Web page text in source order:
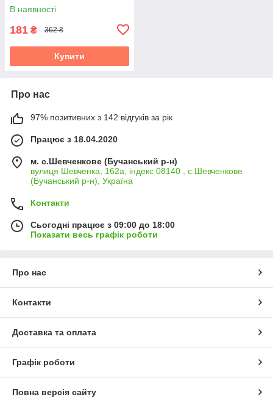
В наявності
181 ₴ 362 ₴
Купити
Про нас
97% позитивних з 142 відгуків за рік
Працює з 18.04.2020
м. с.Шевченкове (Бучанський р-н)
вулиця Шевченка, 162а, індекс 08140 , с.Шевченкове
(Бучанський р-н), Україна
Контакти
Сьогодні працює з 09:00 до 18:00
Показати весь графік роботи
Про нас
Контакти
Доставка та оплата
Графік роботи
Повна версія сайту